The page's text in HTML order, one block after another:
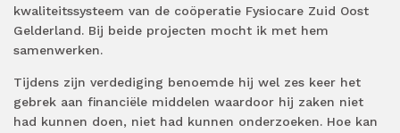
kwaliteitssysteem van de coöperatie Fysiocare Zuid Oost
Gelderland. Bij beide projecten mocht ik met hem
samenwerken.
Tijdens zijn verdediging benoemde hij wel zes keer het
gebrek aan financiële middelen waardoor hij zaken niet
had kunnen doen, niet had kunnen onderzoeken. Hoe kan